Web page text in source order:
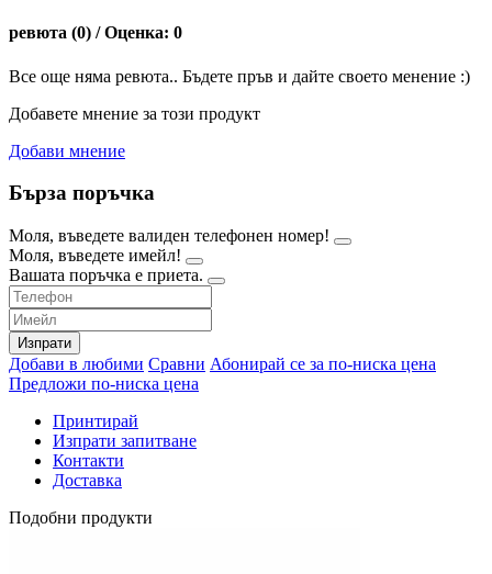
ревюта (0) / Оценка: 0
Все още няма ревюта.. Бъдете пръв и дайте своето менение :)
Добавете мнение за този продукт
Добави мнение
Бърза поръчка
Моля, въведете валиден телефонен номер!
Моля, въведете имейл!
Вашата поръчка е приета.
Изпрати
Добави в любими Сравни Абонирай се за по-ниска цена
Предложи по-ниска цена
Принтирай
Изпрати запитване
Контакти
Доставка
Подобни продукти